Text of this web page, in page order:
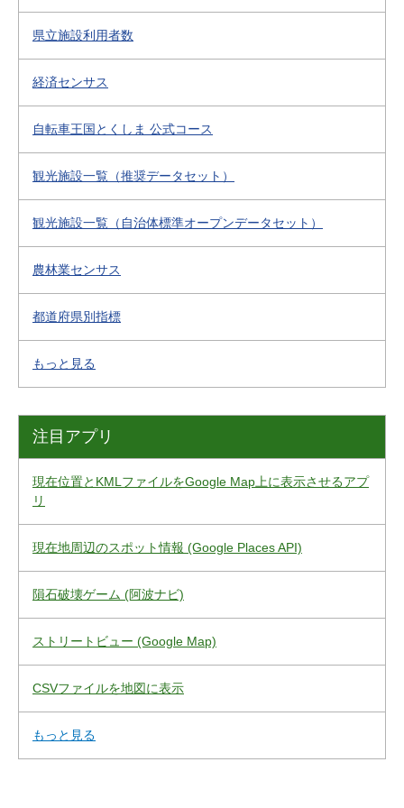
県立施設利用者数
経済センサス
自転車王国とくしま 公式コース
観光施設一覧（推奨データセット）
観光施設一覧（自治体標準オープンデータセット）
農林業センサス
都道府県別指標
もっと見る
注目アプリ
現在位置とKMLファイルをGoogle Map上に表示させるアプ
リ
現在地周辺のスポット情報 (Google Places API)
隕石破壊ゲーム (阿波ナビ)
ストリートビュー (Google Map)
CSVファイルを地図に表示
もっと見る